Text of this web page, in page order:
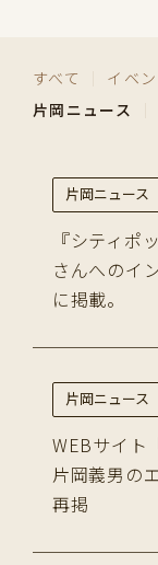
すべて イベ
片岡ニュース
片岡ニュース
『シティポ
さんへのイ
に掲載。
片岡ニュース
WEBサイト
片岡義男の
再掲